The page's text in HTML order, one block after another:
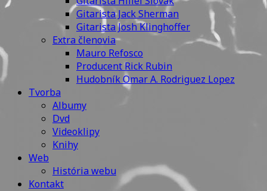
Gitarista Jack Sherman
Gitarista Josh Klinghoffer
Extra členovia
Mauro Refosco
Producent Rick Rubin
Hudobník Omar A. Rodriguez Lopez
Tvorba
Albumy
Dvd
Videoklipy
Knihy
Web
História webu
Kontakt